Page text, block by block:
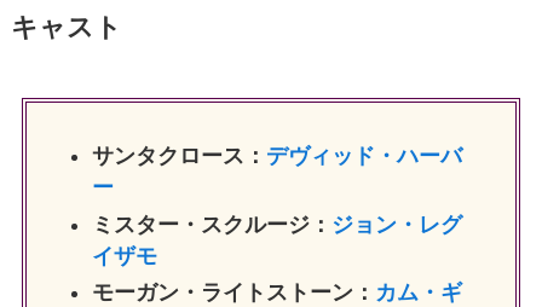
キャスト
サンタクロース： デヴィッド・ハーバ
ー
ミスター・スクルージ： ジョン・レグ
イザモ
モーガン・ライトストーン： カム・ギ